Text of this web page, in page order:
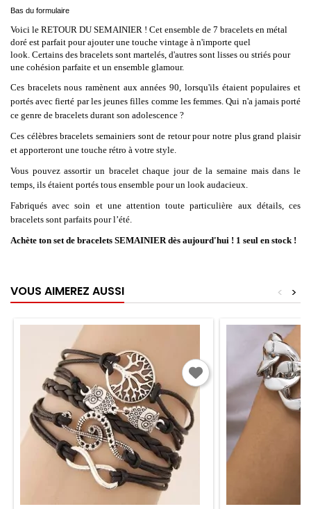
Bas du formulaire
Voici le RETOUR DU SEMAINIER ! Cet ensemble de 7 bracelets en métal
doré est parfait pour ajouter une touche vintage à n'importe quel
look. Certains des bracelets sont martelés, d'autres sont lisses ou striés pour
une cohésion parfaite et un ensemble glamour.
Ces bracelets nous ramènent aux années 90, lorsqu'ils étaient populaires et
portés avec fierté par les jeunes filles comme les femmes. Qui n'a jamais porté
ce genre de bracelets durant son adolescence ?
Ces célèbres bracelets semainiers sont de retour pour notre plus grand plaisir
et apporteront une touche rétro à votre style.
Vous pouvez assortir un bracelet chaque jour de la semaine mais dans le
temps, ils étaient portés tous ensemble pour un look audacieux.
Fabriqués avec soin et une attention toute particulière aux détails, ces
bracelets sont parfaits pour l’été.
Achète ton set de bracelets SEMAINIER dès aujourd'hui ! 1 seul en stock !
VOUS AIMEREZ AUSSI >
<